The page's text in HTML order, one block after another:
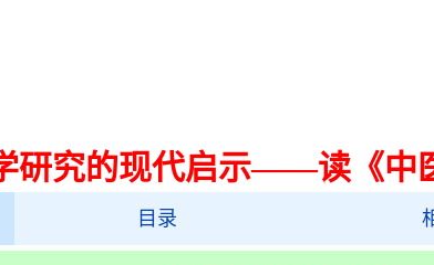
研究的现代启示——读《中
目录